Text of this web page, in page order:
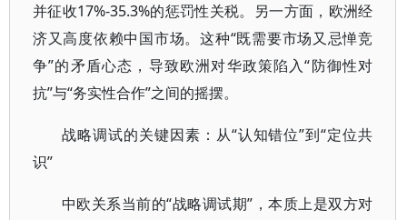
并征收17%-35.3%的惩罚性关税。另一方面，欧洲经
济又高度依赖中国市场。这种“既需要市场又忌惮竞
争”的矛盾心态，导致欧洲对华政策陷入“防御性对
抗”与“务实性合作”之间的摇摆。
战略调试的关键因素：从“认知错位”到“定位共
识”
中欧关系当前的“战略调试期”，本质上是双方对